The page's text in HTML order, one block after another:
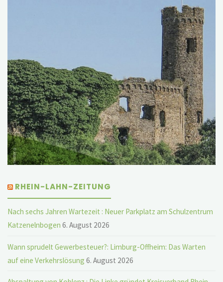
RHEIN-LAHN-ZEITUNG
Nach sechs Jahren Wartezeit : Neuer Parkplatz am Schulzentrum
Katzenelnbogen 6. August 2026
Wann sprudelt Gewerbesteuer?: Limburg-Offheim: Das Warten
auf eine Verkehrslösung 6. August 2026